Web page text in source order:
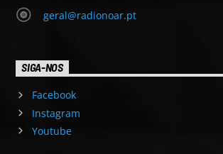
geral@radionoar.pt
SIGA-NOS
Facebook
Instagram
Youtube